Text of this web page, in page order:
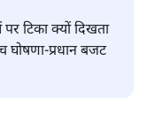
टिका क्यों दिखता
प्रधान बजट